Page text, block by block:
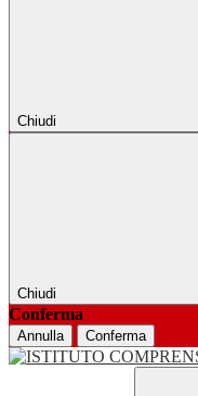
Chiudi
Chiudi
Conferma
Annulla Conferma